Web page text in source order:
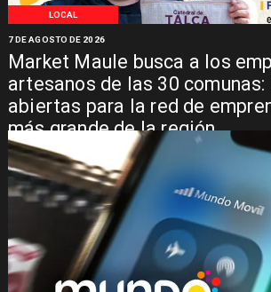
LOCAL
Market Maule busca a los
artesanos de las 30
abiertas para la red de
más grande de la región
7 DE AGOSTO DE 2026